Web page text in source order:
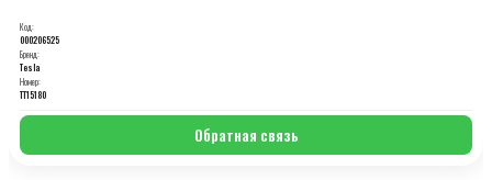
Код:
000206525
Бренд:
Tesla
Номер:
TT15180
Обратная связь